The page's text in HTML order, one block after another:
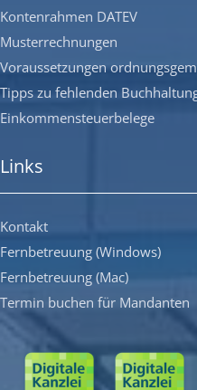
Kontenrahmen DATEV
Musterrechnungen
Voraussetzungen
Tipps zu fehlenden
Einkommensteuerbelege
Links
Kontakt
Fernbetreuung (Windows)
Fernbetreuung (Mac)
Termin buchen für Mandanten